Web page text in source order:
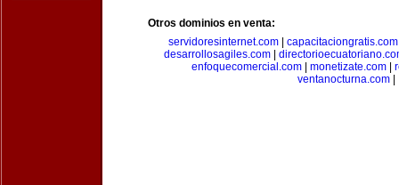
Otros dominios en venta:
servidoresinternet.com| capacitaciongratis.com
desarrollosagiles.com
enfoquecomercial.com
monetizate.com
ventanocturna.com